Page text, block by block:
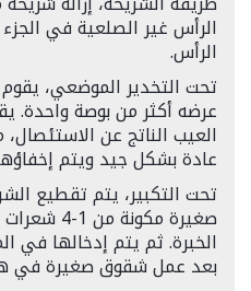
الرأس غير الصلعية في
الرأس.
تحت التخدير الموضعي، يقوم
عرضه أكثر من بوصة واحدة.
العيب الناتج عن
عادة بشكل جيد ويتم
تحت التكبير، يتم تقطيع
صغيرة
الخبرة. ثم يتم إدخالها في
بعد عمل شقوق صغيرة في